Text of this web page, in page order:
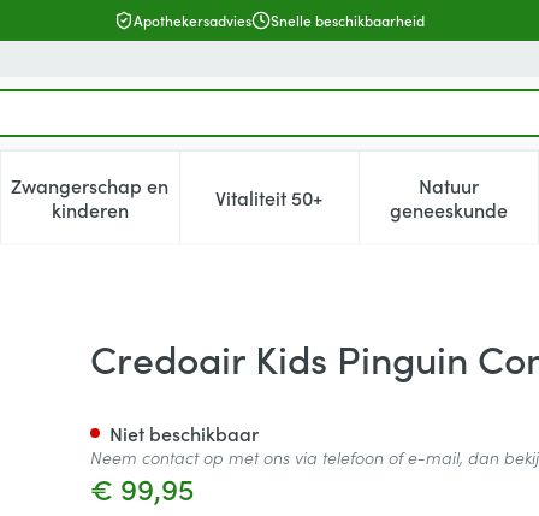
Apothekersadvies Snelle beschikbaarheid
verzorging en hygiëne categorie
voor Dieet, voeding en vitamines categorie
Zwangerschap en
kinderenToon submenu voor Zwangerschap en kinderen
Vitaliteit 50+Toon submenu voor Vitaliteit
Natuur
geneeskunde
Toon
Credoair Kids Pinguin
€ 99,95
Niet beschikbaar
Neem contact op met ons via telefoon of e-mail, dan